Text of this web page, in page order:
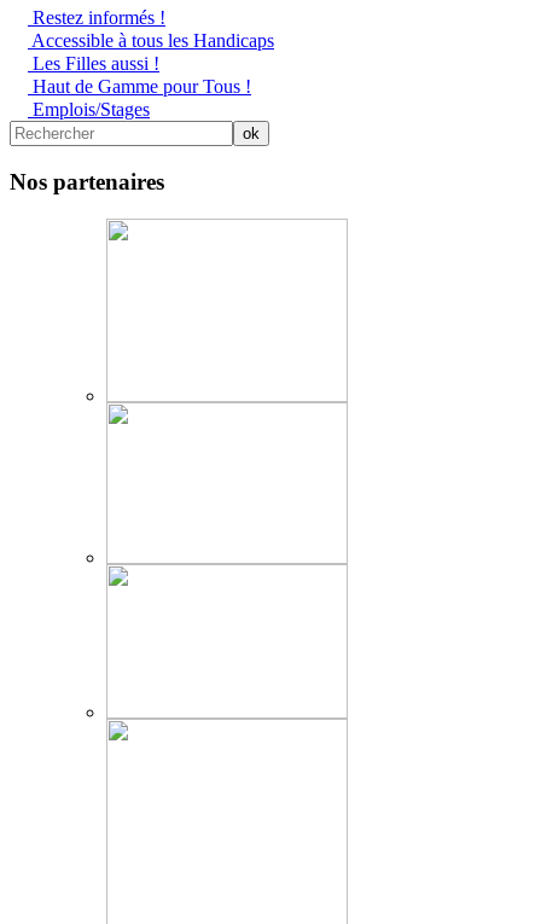
Restez informés !
Accessible à tous les Handicaps
Les Filles aussi !
Haut de Gamme pour Tous !
Emplois/Stages
Nos partenaires